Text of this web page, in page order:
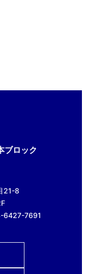
ブロック
21-8
7691